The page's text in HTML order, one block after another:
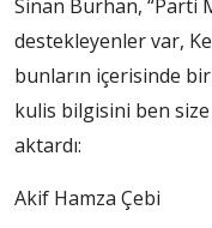
Sinan Burhan, “Parti
destekleyenler var,
bunların içerisinde
kulis bilgisini ben size
aktardı:
Akif Hamza Çebi